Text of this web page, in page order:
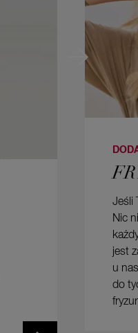
Jeśli
Nic
jest
u
do